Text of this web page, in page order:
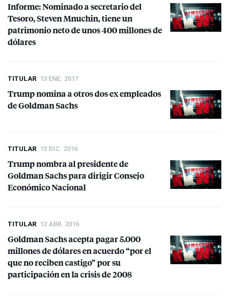
Informe: Nominado a secretario del
Tesoro, Steven Mnuchin, tiene un
patrimonio neto de unos 400 millones de
dólares
TITULAR 13 ENE. 2017
Trump nomina a otros dos ex empleados
de Goldman Sachs
TITULAR 13 DIC. 2016
Trump nombra al presidente de
Goldman Sachs para dirigir Consejo
Económico Nacional
TITULAR 12 ABR. 2016
Goldman Sachs acepta pagar 5.000
millones de dólares en acuerdo “por el
que no reciben castigo” por su
participación en la crisis de 2008